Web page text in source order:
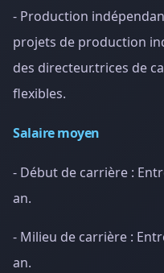
- Production
projets de production
des directeur.trices de
flexibles.
Salaire moyen
- Début de carrière :
an.
- Milieu de carrière :
an.